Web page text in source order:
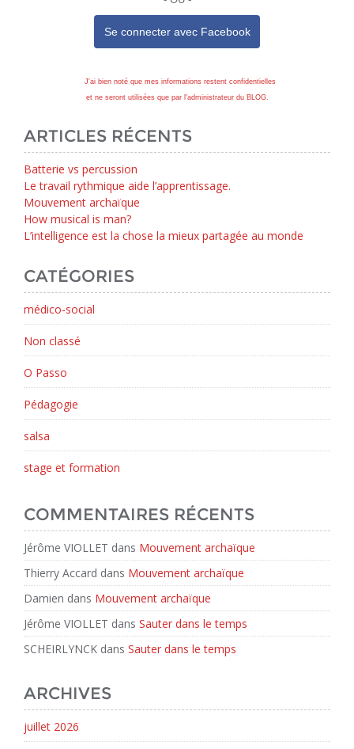
Se connecter avec Facebook
J'ai bien noté que mes informations restent confidentielles
et ne seront utilisées que par l'administrateur du BLOG.
ARTICLES RÉCENTS
Batterie vs percussion
Le travail rythmique aide l’apprentissage.
Mouvement archaïque
How musical is man?
L’intelligence est la chose la mieux partagée au monde
CATÉGORIES
médico-social
Non classé
O Passo
Pédagogie
salsa
stage et formation
COMMENTAIRES RÉCENTS
Jérôme VIOLLET dans Mouvement archaïque
Thierry Accard dans Mouvement archaïque
Damien dans Mouvement archaïque
Jérôme VIOLLET dans Sauter dans le temps
SCHEIRLYNCK dans Sauter dans le temps
ARCHIVES
juillet 2026